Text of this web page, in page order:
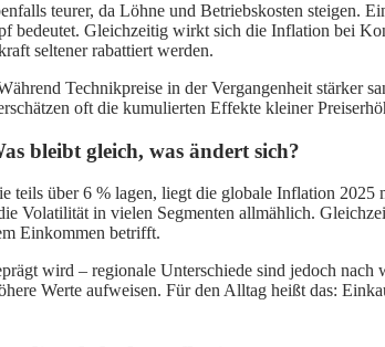
teurer, da Löhne und Betriebskosten steigen.
bedeutet. Gleichzeitig wirkt sich die Inflation bei
seltener rabattiert werden.
Technikpreise in der Vergangenheit stärker
oft die kumulierten Effekte kleiner
bleibt gleich, was ändert sich?
über 6 % lagen, liegt die globale Inflation
Volatilität in vielen Segmenten allmählich.
Einkommen betrifft.
wird – regionale Unterschiede sind jedoch
Werte aufweisen. Für den Alltag heißt das: